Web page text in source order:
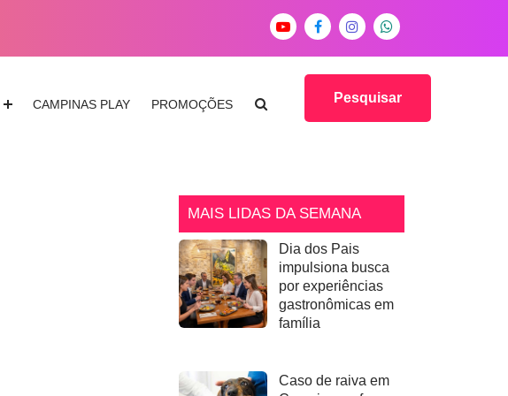
CAMPINAS PLAY PROMOÇÕES Pesquisar
MAIS LIDAS DA SEMANA
Dia dos Pais
impulsiona busca
por experiências
gastronômicas em
família
Caso de raiva em